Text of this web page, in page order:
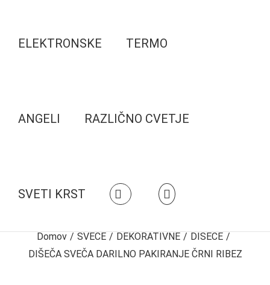
ELEKTRONSKE TERMO
ANGELI RAZLIČNO CVETJE
SVETI KRST
Domov / SVEČE / DEKORATIVNE / DIŠEČE /
DIŠEČA SVEČA DARILNO PAKIRANJE ČRNI RIBEZ